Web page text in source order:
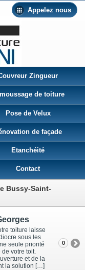
Appelez nous
Zingueur
de toiture
Pose de Velux
de façade
Etanchéité
Contact
Bussy-Saint-
toiture laisse
sous les
seule priorité
votre toit.
et de la
la solution […]
0